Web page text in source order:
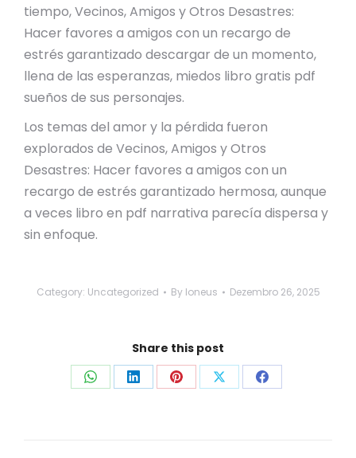
tiempo, Vecinos, Amigos y Otros Desastres:
Hacer favores a amigos con un recargo de
estrés garantizado descargar de un momento,
llena de las esperanzas, miedos libro gratis pdf
sueños de sus personajes.
Los temas del amor y la pérdida fueron
explorados de Vecinos, Amigos y Otros
Desastres: Hacer favores a amigos con un
recargo de estrés garantizado hermosa, aunque
a veces libro en pdf narrativa parecía dispersa y
sin enfoque.
Category: Uncategorized By loneus Dezembro 26, 2025
Share this post
Share Share Share Share Share